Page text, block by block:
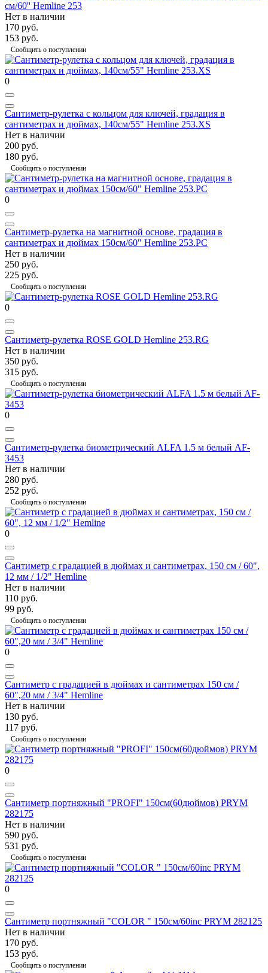
см/60'' Hemline 253
Нет в наличии
170 руб.
153 руб.
Сообщить о поступлении
0
Сантиметр-рулетка с кольцом для ключей, градация в
сантиметрах и дюймах, 140см/55" Hemline 253.XS
Нет в наличии
200 руб.
180 руб.
Сообщить о поступлении
0
Сантиметр-рулетка на магнитной основе, градация в
сантиметрах и дюймах 150см/60" Hemline 253.PC
Нет в наличии
250 руб.
225 руб.
Сообщить о поступлении
0
Сантиметр-рулетка ROSE GOLD Hemline 253.RG
Нет в наличии
350 руб.
315 руб.
Сообщить о поступлении
0
Сантиметр-рулетка биометрический АLFA 1.5 м белый AF-
3453
Нет в наличии
280 руб.
252 руб.
Сообщить о поступлении
0
Сантиметр с градацией в дюймах и сантиметрах, 150 см / 60",
12 мм / 1/2" Hemline
Нет в наличии
110 руб.
99 руб.
Сообщить о поступлении
0
Сантиметр с градацией в дюймах и сантиметрах 150 см /
60",20 мм / 3/4" Hemline
Нет в наличии
130 руб.
117 руб.
Сообщить о поступлении
0
Сантиметр портняжный "PROFI" 150см(60дюймов) PRYM
282175
Нет в наличии
590 руб.
531 руб.
Сообщить о поступлении
0
Сантиметр портняжный "COLOR " 150см/60inc PRYM 282125
Нет в наличии
170 руб.
153 руб.
Сообщить о поступлении